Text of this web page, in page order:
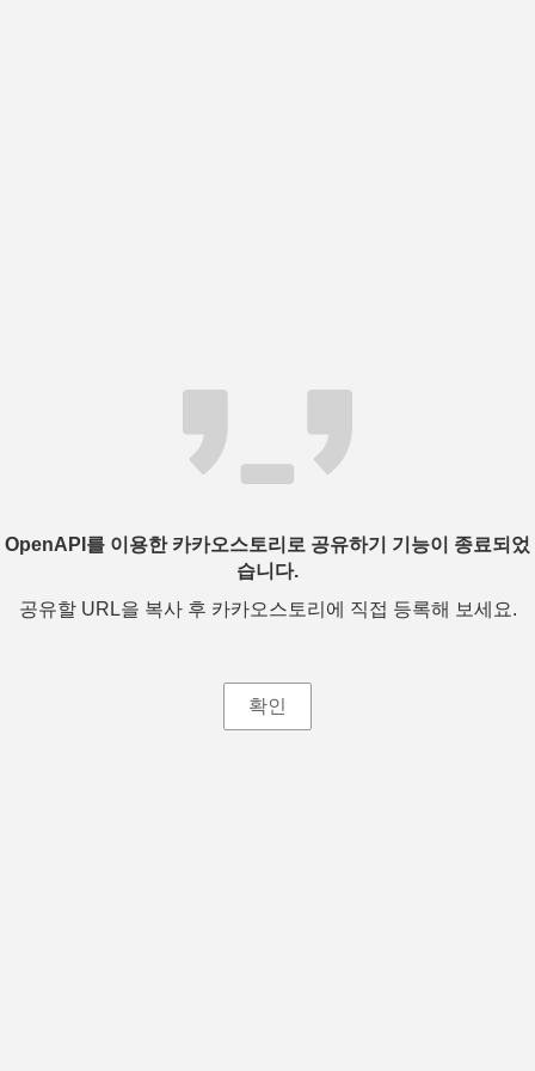
OpenAPI를 이용한 카카오스토리로 공유하기 기능이 종료되었
습니다.
공유할 URL을 복사 후 카카오스토리에 직접 등록해 보세요.
확인